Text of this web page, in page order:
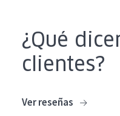
Crema de día
Crema de noche
¿Qué
clientes?
Ver reseñas